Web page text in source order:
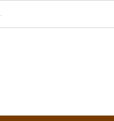
JAK NAKUPOVAT KDE